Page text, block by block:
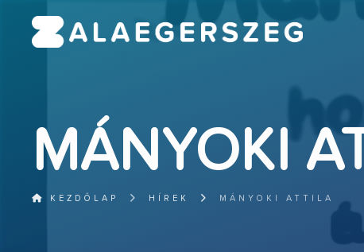
MÁNYOKI
KEZDŐLAP HÍREK MÁNYOKI ATTILA